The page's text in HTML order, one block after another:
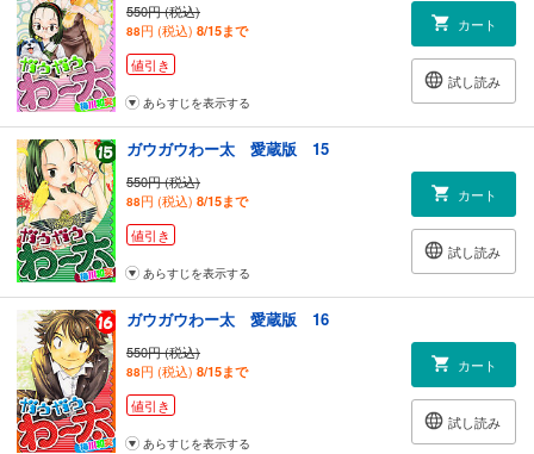
550円 (税込)
88円 (税込) 8/15まで
値引き
カート
試し読み
あらすじを表示する
ガウガウわー太 愛蔵版 15
550円 (税込)
88円 (税込) 8/15まで
値引き
カート
試し読み
あらすじを表示する
ガウガウわー太 愛蔵版 16
550円 (税込)
88円 (税込) 8/15まで
値引き
カート
試し読み
あらすじを表示する